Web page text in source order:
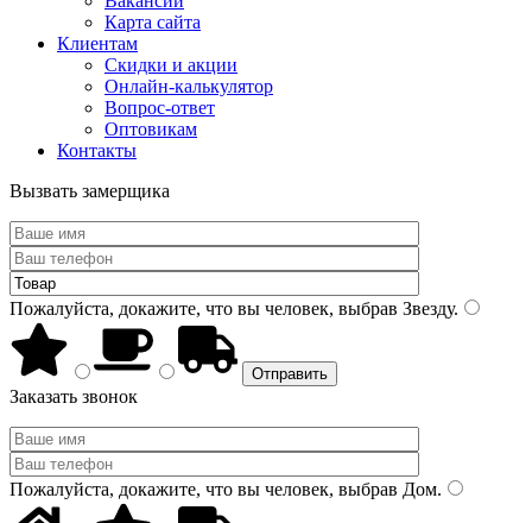
Карта сайта
Клиентам
Скидки и акции
Онлайн-калькулятор
Вопрос-ответ
Оптовикам
Контакты
Вызвать замерщика
Пожалуйста, докажите, что вы человек, выбрав Звезду.
Заказать звонок
Пожалуйста, докажите, что вы человек, выбрав Дом.